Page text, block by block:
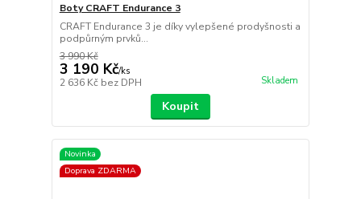
Boty CRAFT Endurance 3
CRAFT Endurance 3 je díky vylepšené prodyšnosti a
podpůrným prvků...
3 990 Kč
3 190 Kč/ks
2 636 Kč bez DPH Skladem
Koupit
Novinka
Doprava ZDARMA